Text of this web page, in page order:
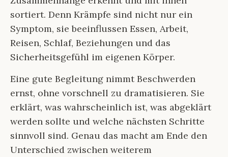
sortiert. Denn Krämpfe sind nicht nur ein
Symptom, sie beeinflussen Essen, Arbeit,
Reisen, Schlaf, Beziehungen und das
Sicherheitsgefühl im eigenen Körper.
Eine gute Begleitung nimmt Beschwerden
ernst, ohne vorschnell zu dramatisieren. Sie
erklärt, was wahrscheinlich ist, was abgeklärt
werden sollte und welche nächsten Schritte
sinnvoll sind. Genau das macht am Ende den
Unterschied zwischen weiterem